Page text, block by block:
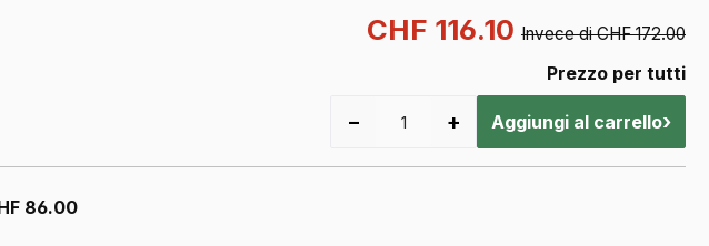
CHF 116.10 Invece di CHF 172.00
Prezzo per tutti
− + Aggiungi al carrello›
86.00